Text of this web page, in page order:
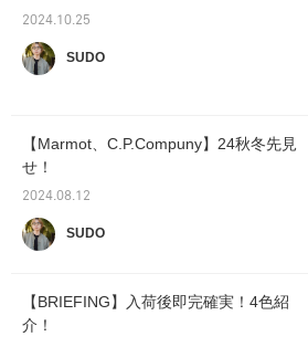
2024.10.25
SUDO
【Marmot、C.P.Compuny】24秋冬先見
せ！
2024.08.12
SUDO
【BRIEFING】入荷後即完確実！4色紹
介！